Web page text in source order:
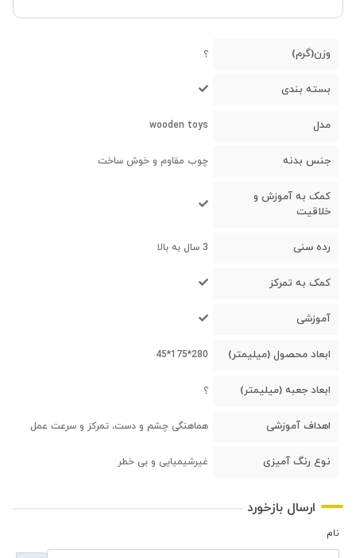
وزن(گرم) ؟
بسته بندی
مدل wooden toys
جنس بدنه چوب مقاوم و خوش ساخت
کمک به آموزش و
خلاقیت
رده سنی 3 سال به بالا
کمک به تمرکز
آموزشی
ابعاد محصول (میلیمتر) 280*175*45
ابعاد جعبه (میلیمتر) ؟
اهداف آموزشی هماهنگی چشم و دست، تمرکز و سرعت عمل
نوع رنگ آمیزی غیرشیمیایی و بی خطر
ارسال بازخورد
نام